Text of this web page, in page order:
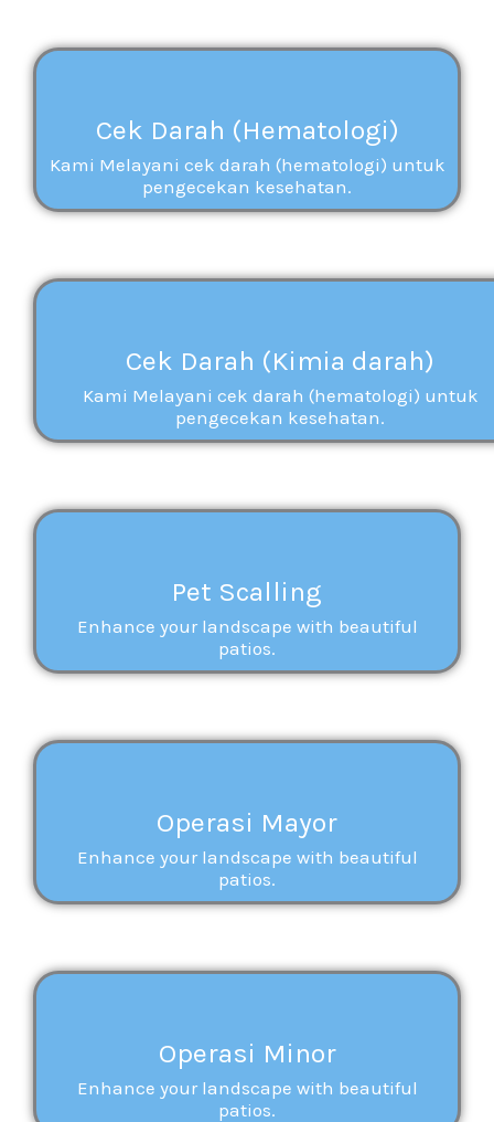
Cek Darah (Hematologi)
Kami Melayani cek darah (hematologi) untuk
pengecekan kesehatan.
Cek Darah (Kimia darah)
Kami Melayani cek darah (hematologi) untuk
pengecekan kesehatan.
Pet Scalling
Enhance your landscape with beautiful
patios.
Operasi Mayor
Enhance your landscape with beautiful
patios.
Operasi Minor
Enhance your landscape with beautiful
patios.